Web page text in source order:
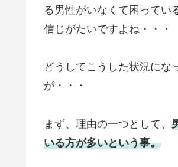
る男性がいなくて困ってい
信じがたいですよね・・・
どうしてこうした状況にな
が・・・
まず、理由の一つとして、
いる方が多いという事。